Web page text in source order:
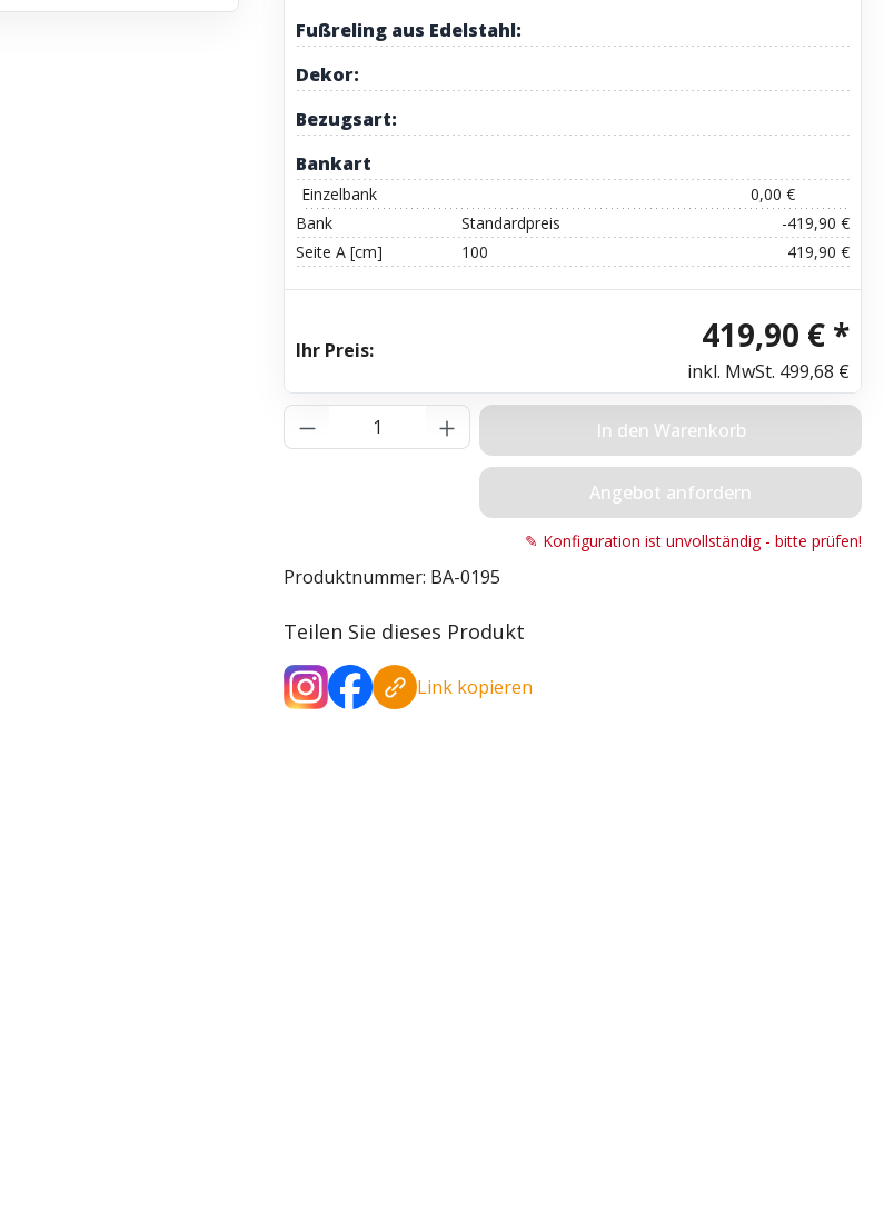
Fußreling aus Edelstahl:
Dekor:
Bezugsart:
Bankart
Einzelbank
0,00 €
Bank
Standardpreis
-419,90 €
Seite A [cm]
100 419,90 €
Ihr Preis: 419,90 € *
inkl. MwSt. 499,68 €
Produkt Anzahl: Gib den gewünschten Wert
In den Warenkorb
Angebot anfordern
✎ Konfiguration ist unvollständig - bitte prüfen!
Produktnummer: BA-0195
Teilen Sie dieses Produkt
Link kopieren